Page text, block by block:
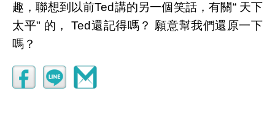
趣，聯想到以前Ted講的另一個笑話，有關“ 天下
太平" 的， Ted還記得嗎？ 願意幫我們還原一下
嗎？